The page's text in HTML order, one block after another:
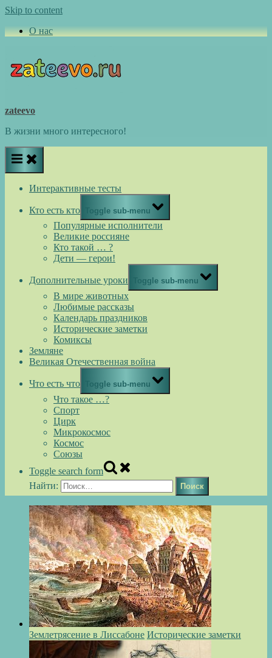
Skip to content
О нас
zateevo
В жизни много интересного!
Интерактивные тесты
Кто есть кто Toggle sub-menu
Популярные исполнители
Великие россияне
Кто такой … ?
Дети — герои!
Дополнительные уроки Toggle sub-menu
В мире животных
Любимые рассказы
Календарь праздников
Исторические заметки
Комиксы
Земляне
Великая Отечественная война
Что есть что Toggle sub-menu
Что такое …?
Спорт
Цирк
Микрокосмос
Космос
Союзы
Toggle search form
Найти:
Землетрясение в Лиссабоне Исторические заметки